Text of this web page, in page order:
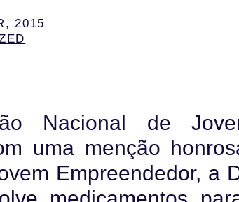
2015
Nacional de
uma menção
Empreendedor, a